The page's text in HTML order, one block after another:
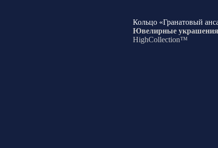
Кольцо «Гранатовый
Ювелирные украшения
HighCollection™